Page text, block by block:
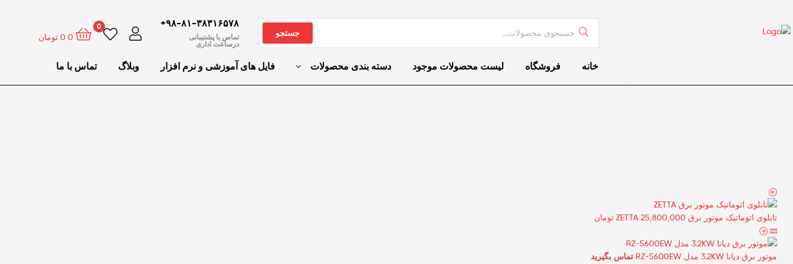
جستجو
۹۸-۸۱-۳۸۳۱۶۵۷۸+
تماس با پشتیبانی
درساعت اداری
0
0
0 تومان
خانه فروشگاه لیست محصولات موجود دسته بندی محصولات فایل های آموزشی و نرم افزار وبلاگ تماس با ما
تابلوی اتوماتیک موتور برق ZETTA 25,800,000 تومان
موتور برق دیانا 3.2KW مدل RZ-5600EW تماس بگیرید